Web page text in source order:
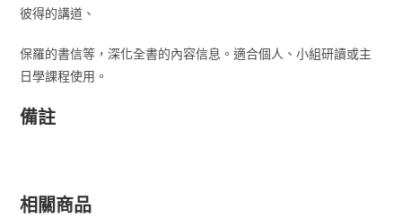
彼得的講道、
保羅的書信等，深化全書的內容信息。適合個人、小組研讀或主
日學課程使用。
備註
相關商品